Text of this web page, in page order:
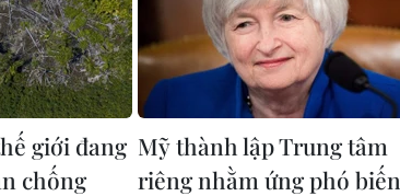
giới đang
chống
Mỹ thành lập Trung tâm
riêng nhằm ứng phó biến